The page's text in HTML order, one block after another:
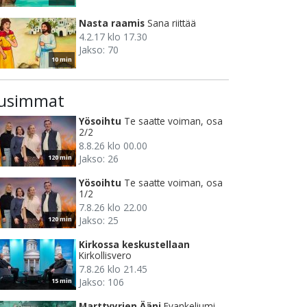
10 min
Nasta raamis Sana riittää
4.2.17 klo 17.30
Jakso: 70
120 min
Yösoihtu Te saatte voiman, osa
2/2
8.8.26 klo 00.00
Jakso: 26
120 min
Yösoihtu Te saatte voiman, osa
1/2
7.8.26 klo 22.00
Jakso: 25
15 min
Kirkossa keskustellaan
Kirkollisvero
7.8.26 klo 21.45
Jakso: 106